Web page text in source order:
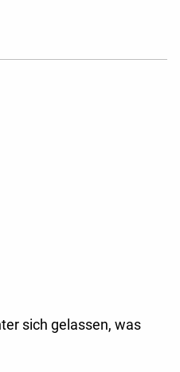
sich gelassen, was